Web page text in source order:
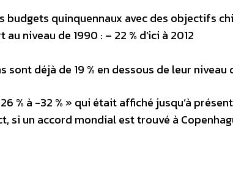
budgets quinquennaux avec des objectifs
niveau de 1990 : – 22 % d’ici à 2012
déjà de 19 % en dessous de leur niveau
% à -32 % » qui était affiché jusqu’à
si un accord mondial est trouvé à